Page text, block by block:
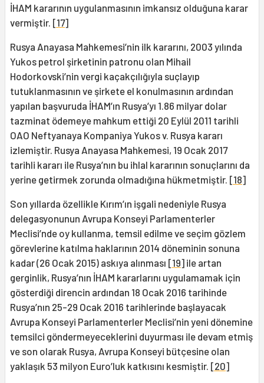
İHAM kararının uygulanmasının imkansız olduğuna karar
vermiştir. [17]
Rusya Anayasa Mahkemesi’nin ilk kararını, 2003 yılında
Yukos petrol şirketinin patronu olan Mihail
Hodorkovski’nin vergi kaçakçılığıyla suçlayıp
tutuklanmasının ve şirkete el konulmasının ardından
yapılan başvuruda İHAM’ın Rusya’yı 1.86 milyar dolar
tazminat ödemeye mahkum ettiği 20 Eylül 2011 tarihli
OAO Neftyanaya Kompaniya Yukos v. Rusya kararı
izlemiştir. Rusya Anayasa Mahkemesi, 19 Ocak 2017
tarihli kararı ile Rusya’nın bu ihlal kararının sonuçlarını da
yerine getirmek zorunda olmadığına hükmetmiştir. [18]
Son yıllarda özellikle Kırım’ın işgali nedeniyle Rusya
delegasyonunun Avrupa Konseyi Parlamenterler
Meclisi’nde oy kullanma, temsil edilme ve seçim gözlem
görevlerine katılma haklarının 2014 döneminin sonuna
kadar (26 Ocak 2015) askıya alınması [19] ile artan
gerginlik, Rusya’nın İHAM kararlarını uygulamamak için
gösterdiği direncin ardından 18 Ocak 2016 tarihinde
Rusya’nın 25-29 Ocak 2016 tarihlerinde başlayacak
Avrupa Konseyi Parlamenterler Meclisi’nin yeni dönemine
temsilci göndermeyeceklerini duyurması ile devam etmiş
ve son olarak Rusya, Avrupa Konseyi bütçesine olan
yaklaşık 53 milyon Euro’luk katkısını kesmiştir. [20]